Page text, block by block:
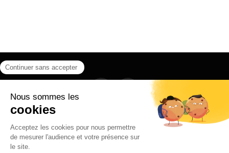
Instagram
CONTACT
POLITIQUE DE CONFIDENTIALITÉ